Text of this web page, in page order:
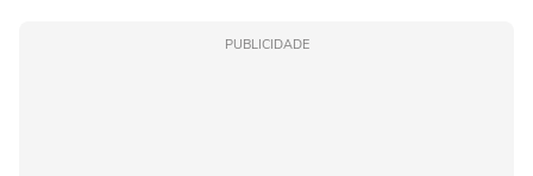
PUBLICIDADE